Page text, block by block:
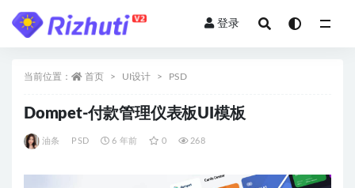
登录
当前位置： 首页 UI设计 PSD
Dompet-付款管理仪表板UI模板
油条 PSD 6 年前 0 268